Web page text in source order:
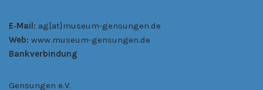
E‑Mail: ag[at]museum-gensungen.de
Web: www.museum-gensungen.de
Bankverbindung
Gensungen e.V.